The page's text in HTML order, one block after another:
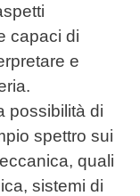
capaci di
e
possibilità di
spettro sui
quali
sistemi di